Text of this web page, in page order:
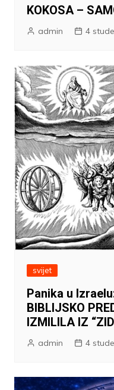
KOKOSA –
admin 4
svijet
Panika u
BIBLIJSKO
IZMILILA IZ
admin 4